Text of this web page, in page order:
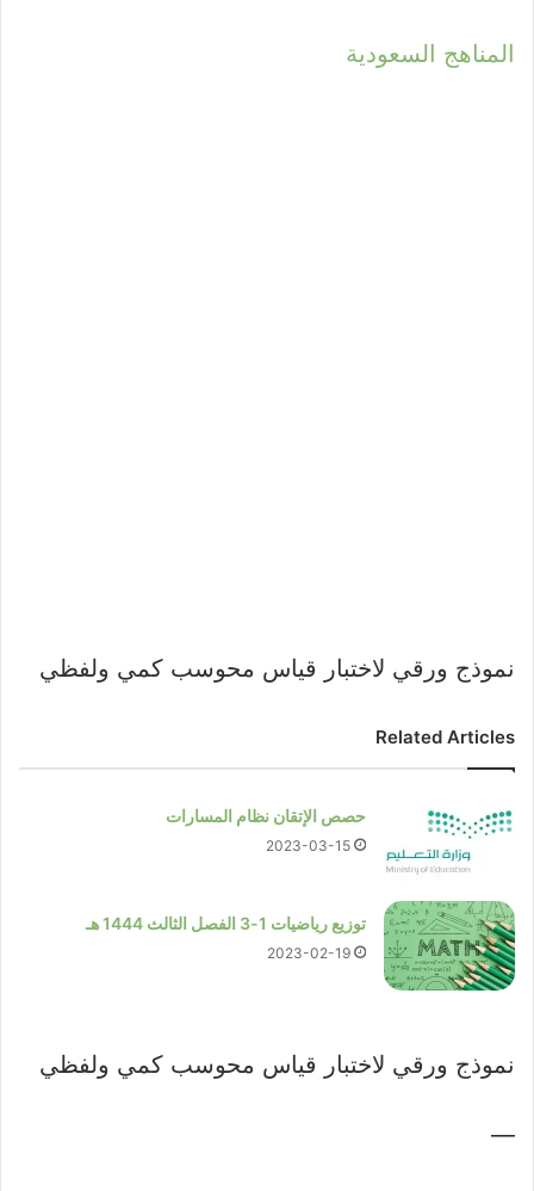
المناهج السعودية
نموذج ورقي لاختبار قياس محوسب كمي ولفظي
Related Articles
حصص الإتقان نظام المسارات
2023-03-15
توزيع رياضيات 1-3 الفصل الثالث 1444 هـ
2023-02-19
نموذج ورقي لاختبار قياس محوسب كمي ولفظي
—